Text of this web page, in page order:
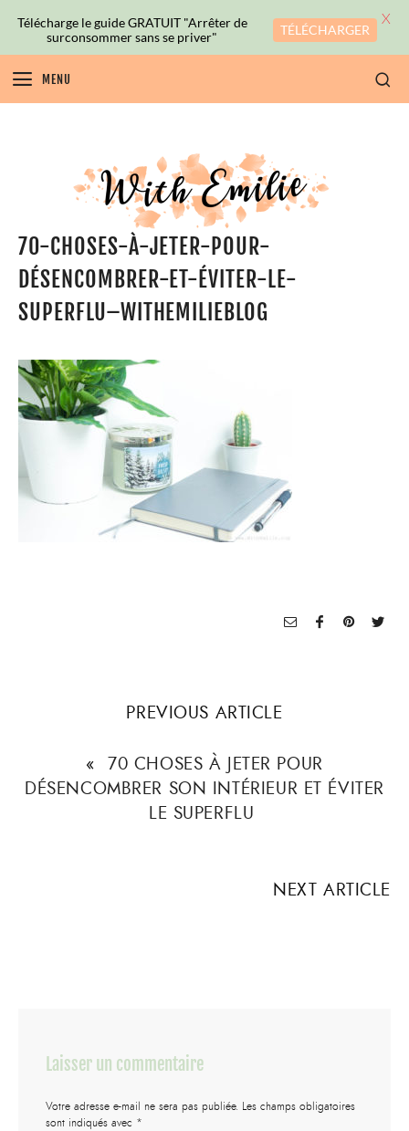
MENU
70-CHOSES-À-JETER-POUR-
DÉSENCOMBRER-ET-ÉVITER-LE-
SUPERFLU–WITHEMILIEBLOG
PREVIOUS ARTICLE
« 70 CHOSES À JETER POUR
DÉSENCOMBRER SON INTÉRIEUR ET ÉVITER
LE SUPERFLU
NEXT ARTICLE
Laisser un commentaire
Votre adresse e-mail ne sera pas publiée. Les champs obligatoires
sont indiqués avec *
Télécharge le guide GRATUIT "Arrêter de
surconsommer sans se priver"
TÉLÉCHARGER
X